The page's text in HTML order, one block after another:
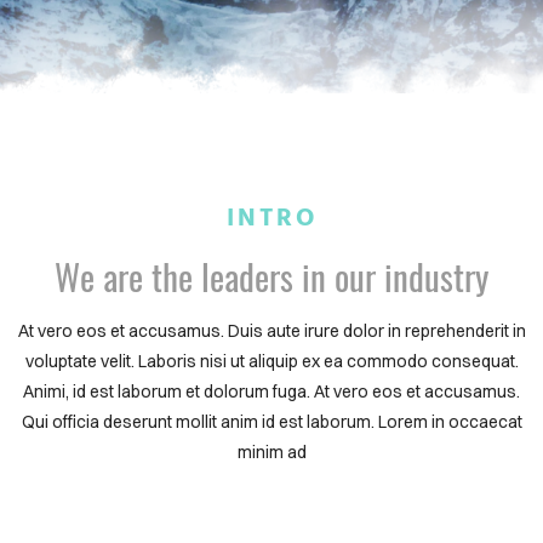
INTRO
We are the leaders in our industry
At vero eos et accusamus. Duis aute irure dolor in reprehenderit in
voluptate velit. Laboris nisi ut aliquip ex ea commodo consequat.
Animi, id est laborum et dolorum fuga. At vero eos et accusamus.
Qui officia deserunt mollit anim id est laborum. Lorem in occaecat
minim ad